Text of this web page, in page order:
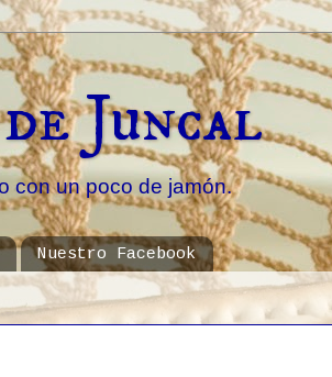
Juncal
con un poco de jamón.
Nuestro Facebook